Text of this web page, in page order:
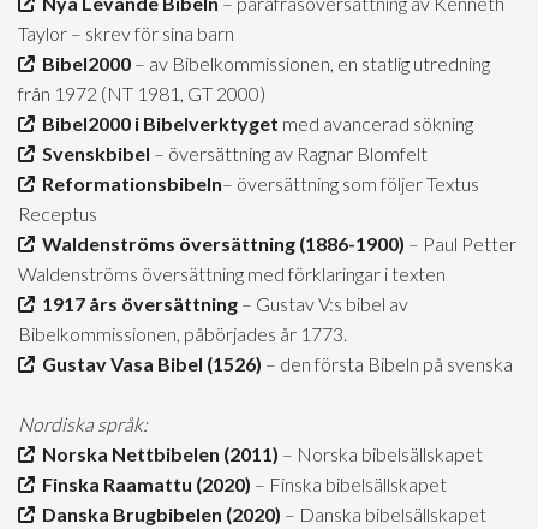
Taylor – skrev för sina barn
Bibel2000 – av Bibelkommissionen, en statlig utredning
från 1972 (NT 1981, GT 2000)
Bibel2000 i Bibelverktyget med avancerad sökning
Svenskbibel – översättning av Ragnar Blomfelt
Reformationsbibeln– översättning som följer Textus
Receptus
Waldenströms översättning (1886-1900) – Paul Petter
Waldenströms översättning med förklaringar i texten
1917 års översättning – Gustav V:s bibel av
Bibelkommissionen, påbörjades år 1773.
Gustav Vasa Bibel (1526) – den första Bibeln på svenska
Nordiska språk:
Norska Nettbibelen (2011) – Norska bibelsällskapet
Finska Raamattu (2020) – Finska bibelsällskapet
Danska Brugbibelen (2020) – Danska bibelsällskapet